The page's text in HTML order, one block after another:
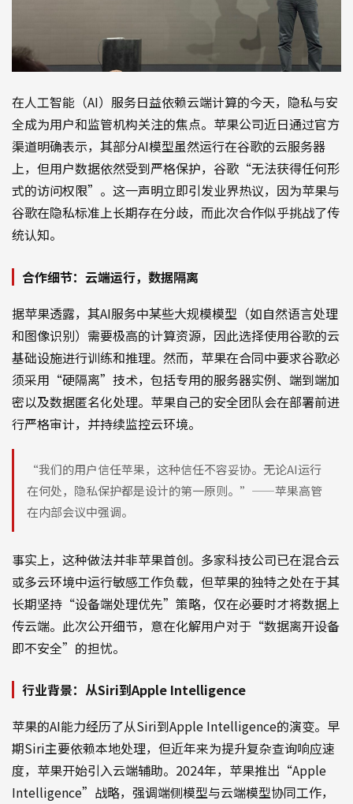
在人工智能（AI）服务日益依赖云端计算的今天，隐私与安
全成为用户和监管机构关注的焦点。苹果公司近日通过官方
渠道明确表示，其部分AI模型虽然运行在谷歌的云服务器
上，但用户数据依然受到严格保护，谷歌“无法获得任何形
式的访问权限”。这一声明立即引发业界热议，因为苹果与
谷歌在隐私标准上长期存在分歧，而此次合作似乎挑战了传
统认知。
合作细节：云端运行，数据隔离
据苹果透露，其AI服务中某些大规模模型（如自然语言处理
和图像识别）需要极高的计算资源，因此选择使用谷歌的云
基础设施进行训练和推理。然而，苹果在合同中要求谷歌必
须采用“硬隔离”技术，包括专用的服务器实例、端到端加
密以及数据匿名化处理。苹果自己的安全团队会在部署前进
行严格审计，并持续监控云环境。
“我们的用户信任苹果，这种信任不容妥协。无论AI运行
在何处，隐私保护都是设计的第一原则。”——苹果高管
在内部会议中强调。
事实上，这种做法并非苹果首创。多家科技公司已在混合云
或多云环境中运行敏感工作负载，但苹果的独特之处在于其
长期坚持“设备端处理优先”策略，仅在必要时才将数据上
传云端。此次公开细节，意在化解用户对于“数据离开设备
即不安全”的担忧。
行业背景：从Siri到Apple Intelligence
苹果的AI能力经历了从Siri到Apple Intelligence的演变。早
期Siri主要依赖本地处理，但近年来为提升复杂查询响应速
度，苹果开始引入云端辅助。2024年，苹果推出“Apple
Intelligence”战略，强调端侧模型与云端模型协同工作，